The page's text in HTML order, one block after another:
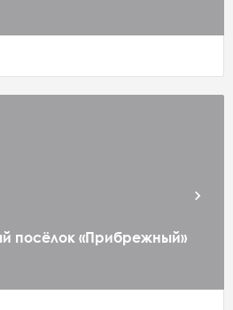
посёлок «Прибрежный»